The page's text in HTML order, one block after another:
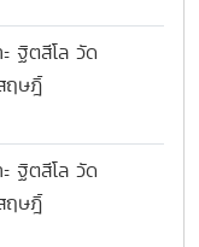
ะ ฐิตสีโล วัด
ฤษฎิ์
ะ ฐิตสีโล วัด
ฤษฎิ์